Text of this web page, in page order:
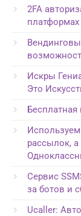
2FA
Искры
Это
рассылок,
Сервис
за ботов и
Ucaller: